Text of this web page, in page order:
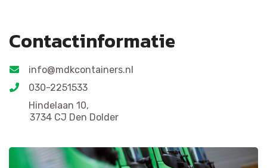
Contactinformatie
info@mdkcontainers.nl
030-2251533
Hindelaan 10,
3734 CJ Den Dolder